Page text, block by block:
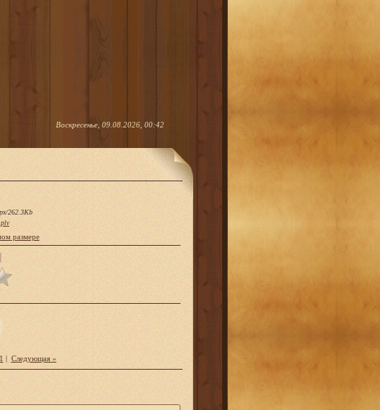
Воскресенье, 09.08.2026, 00:42
262.3Kb
plv
размере
| Следующая »